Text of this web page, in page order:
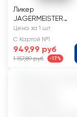
Ликер
JAGERMEISTER
Кулпак 35%,
десертный
Цена за 1 шт
С Картой №1
949,99 руб
1 157,89 руб -17%